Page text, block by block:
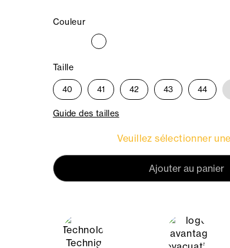
Couleur
Taille
40 41 42 43 44
Guide des tailles
Veuillez sélectionner
Ajouter au panier